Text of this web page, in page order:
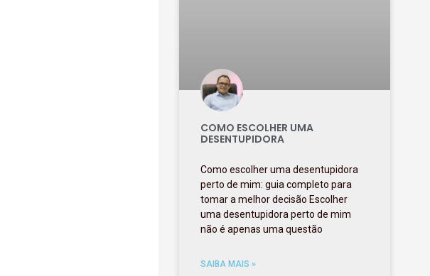
COMO ESCOLHER UMA
DESENTUPIDORA
Como escolher uma desentupidora
perto de mim: guia completo para
tomar a melhor decisão Escolher
uma desentupidora perto de mim
não é apenas uma questão
SAIBA MAIS »